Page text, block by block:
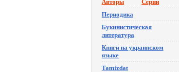
Авторы
Серии
Периодика
Букинистическая
литература
Книги на украинском
языке
Tamizdat